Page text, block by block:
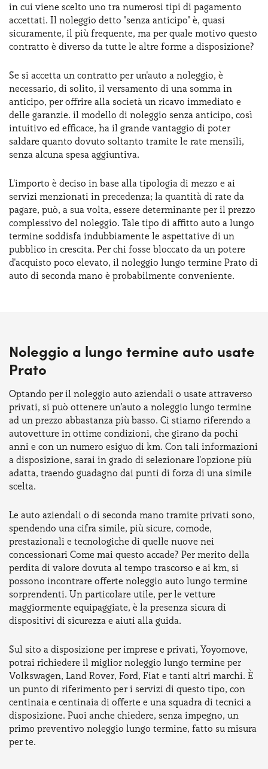
in cui viene scelto uno tra numerosi tipi di pagamento
accettati. Il noleggio detto "senza anticipo" è, quasi
sicuramente, il più frequente, ma per quale motivo questo
contratto è diverso da tutte le altre forme a disposizione?
Se si accetta un contratto per un'auto a noleggio, è
necessario, di solito, il versamento di una somma in
anticipo, per offrire alla società un ricavo immediato e
delle garanzie. il modello di noleggio senza anticipo, così
intuitivo ed efficace, ha il grande vantaggio di poter
saldare quanto dovuto soltanto tramite le rate mensili,
senza alcuna spesa aggiuntiva.
L'importo è deciso in base alla tipologia di mezzo e ai
servizi menzionati in precedenza; la quantità di rate da
pagare, può, a sua volta, essere determinante per il prezzo
complessivo del noleggio. Tale tipo di affitto auto a lungo
termine soddisfa indubbiamente le aspettative di un
pubblico in crescita. Per chi fosse bloccato da un potere
d'acquisto poco elevato, il noleggio lungo termine Prato di
auto di seconda mano è probabilmente conveniente.
Noleggio a lungo termine auto usate
Prato
Optando per il noleggio auto aziendali o usate attraverso
privati, si può ottenere un’auto a noleggio lungo termine
ad un prezzo abbastanza più basso. Ci stiamo riferendo a
autovetture in ottime condizioni, che girano da pochi
anni e con un numero esiguo di km. Con tali informazioni
a disposizione, sarai in grado di selezionare l'opzione più
adatta, traendo guadagno dai punti di forza di una simile
scelta.
Le auto aziendali o di seconda mano tramite privati sono,
spendendo una cifra simile, più sicure, comode,
prestazionali e tecnologiche di quelle nuove nei
concessionari Come mai questo accade? Per merito della
perdita di valore dovuta al tempo trascorso e ai km, si
possono incontrare offerte noleggio auto lungo termine
sorprendenti. Un particolare utile, per le vetture
maggiormente equipaggiate, è la presenza sicura di
dispositivi di sicurezza e aiuti alla guida.
Sul sito a disposizione per imprese e privati, Yoyomove,
potrai richiedere il miglior noleggio lungo termine per
Volkswagen, Land Rover, Ford, Fiat e tanti altri marchi. È
un punto di riferimento per i servizi di questo tipo, con
centinaia e centinaia di offerte e una squadra di tecnici a
disposizione. Puoi anche chiedere, senza impegno, un
primo preventivo noleggio lungo termine, fatto su misura
per te.